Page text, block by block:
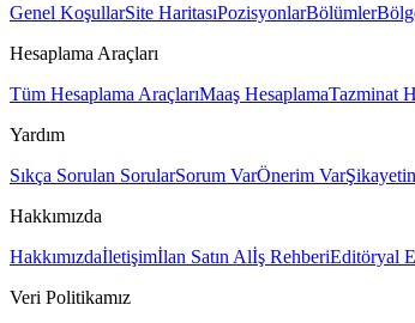
Genel KoşullarSite HaritasıPozisyonlarBölümler
Hesaplama Araçları
Tüm Hesaplama AraçlarıMaaş HesaplamaTazminat
Yardım
Sıkça Sorulan SorularSorum VarÖnerim Var
Hakkımızda
Hakkımızdaİletişimİlan Satın Alİş RehberiEditöryal
Veri Politikamız